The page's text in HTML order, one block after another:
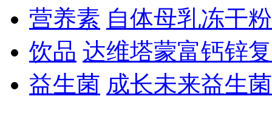
营养素 自体母乳冻干
饮品 达维塔蒙富钙锌
益生菌 成长未来益生